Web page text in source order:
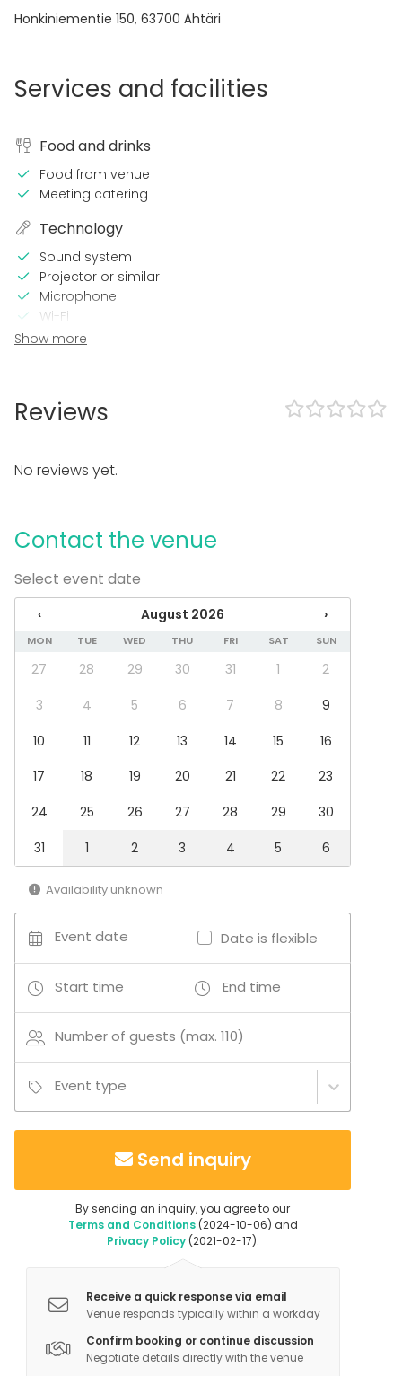
Honkiniementie 150, 63700 Ähtäri
Services and facilities
Food and drinks
Food from venue
Meeting catering
Technology
Sound system
Projector or similar
Microphone
Wi-Fi
CD / DVD player
Terrace
Wheelchair accessible
Equipment
Party
Wedding
Spa / Wellness / Sauna
Dinner / Lunch
Meeting
Fair / Exhibition
Recreation
Experience / Activity
Multi-purpose event space
Restaurant
Activities
Outdoor activities
Swimming
Boating / Sailing
Show more
Reviews
No reviews yet.
Contact the venue
Select event date
‹ August 2026 ›
MON TUE WED THU FRI SAT SUN
27 28 29 30 31 1
2
3
4 5 6 7 8
9
10
11 12 13 14 15
16
17
18 19 20 21 22
23
24
25 26 27 28 29
30
31
1 2 3 4 5 6
Availability unknown
Event date Date is flexible
Start time End time
Number of guests (max. 110)
Event type
Send inquiry
By sending an inquiry, you agree to our
Terms and Conditions(2024-10-06) and
Privacy Policy(2021-02-17).
Receive a quick response via email
Venue responds typically within a workday
Confirm booking or continue discussion
Negotiate details directly with the venue